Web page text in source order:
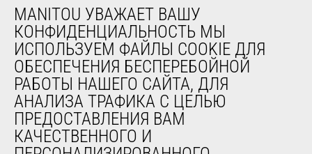
Финансирование
Продленная гарантия
Контракты на техническое обслуживание
Запасные части
Система удаленного мониторинга
Программное обеспечение для диагностики и
обслуживания
Обучение
Подержанное оборудование
MANITOU УВАЖАЕТ ВАШУ
КОНФИДЕНЦИАЛЬНОСТЬ МЫ
ИСПОЛЬЗУЕМ ФАЙЛЫ COOKIE ДЛЯ
ОБЕСПЕЧЕНИЯ БЕСПЕРЕБОЙНОЙ
РАБОТЫ НАШЕГО САЙТА, ДЛЯ
АНАЛИЗА ТРАФИКА С ЦЕЛЬЮ
ПРЕДОСТАВЛЕНИЯ ВАМ
КАЧЕСТВЕННОГО И